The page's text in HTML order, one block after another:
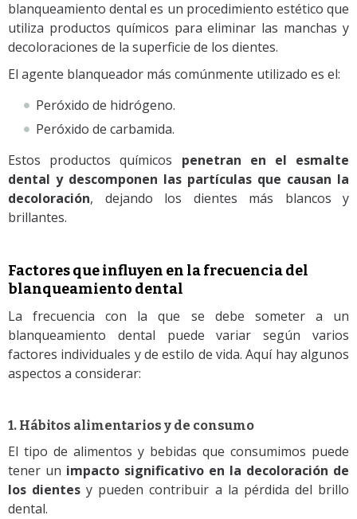
blanqueamiento dental es un procedimiento estético que
utiliza productos químicos para eliminar las manchas y
decoloraciones de la superficie de los dientes.
El agente blanqueador más comúnmente utilizado es el:
Peróxido de hidrógeno.
Peróxido de carbamida.
Estos productos químicos penetran en el esmalte
dental y descomponen las partículas que causan la
decoloración, dejando los dientes más blancos y
brillantes.
Factores que influyen en la frecuencia del
blanqueamiento dental
La frecuencia con la que se debe someter a un
blanqueamiento dental puede variar según varios
factores individuales y de estilo de vida. Aquí hay algunos
aspectos a considerar:
1. Hábitos alimentarios y de consumo
El tipo de alimentos y bebidas que consumimos puede
tener un impacto significativo en la decoloración de
los dientesy pueden contribuir a la pérdida del brillo
dental.